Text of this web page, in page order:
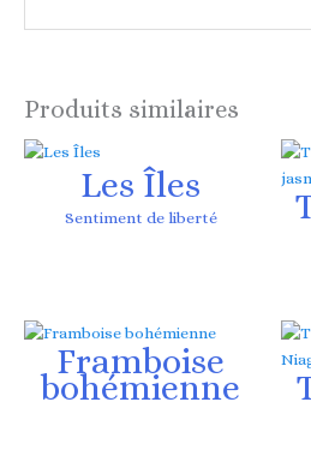
Produits similaires
Les Îles
Sentiment de liberté
Framboise
bohémienne